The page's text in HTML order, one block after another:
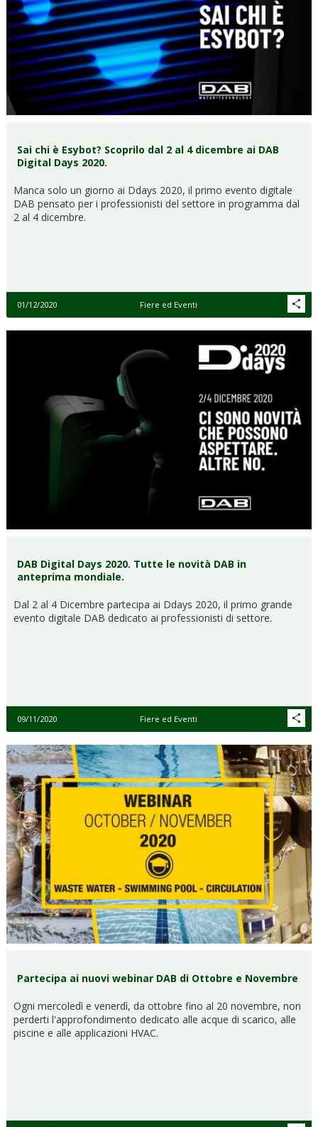
Sai chi è Esybot? Scoprilo dal 2 al 4 dicembre ai DAB
Digital Days 2020.
Manca solo un giorno ai Ddays 2020, il primo evento digitale
DAB pensato per i professionisti del settore in programma dal
2 al 4 dicembre.
01/12/2020 Fiere ed Eventi
DAB Digital Days 2020. Tutte le novità DAB in
anteprima mondiale.
Dal 2 al 4 Dicembre partecipa ai Ddays 2020, il primo grande
evento digitale DAB dedicato ai professionisti di settore.
09/11/2020 Fiere ed Eventi
Partecipa ai nuovi webinar DAB di Ottobre e Novembre
Ogni mercoledì e venerdì, da ottobre fino al 20 novembre, non
perderti l'approfondimento dedicato alle acque di scarico, alle
piscine e alle applicazioni HVAC.